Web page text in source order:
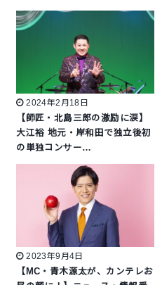
2024年2月18日
【師匠・北島三郎の激励に涙】
大江裕 地元・岸和田で独立後初
の単独コンサー…
2023年9月4日
【MC・青木源太が、カンテレお